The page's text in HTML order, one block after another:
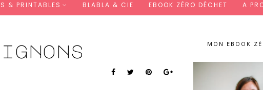
& PRINTABLES BLABLA & CIE EBOOK ZÉRO DÉCHET A
MON EBOOK